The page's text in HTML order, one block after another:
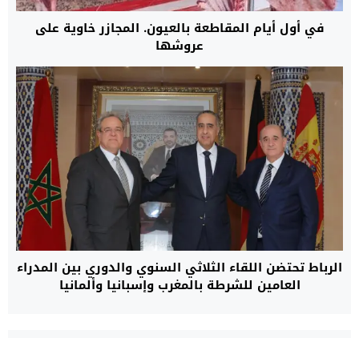
في أول أيام المقاطعة بالعيون. المجازر خاوية على
عروشها
الرباط تحتضن اللقاء الثلاثي السنوي والدوري بين المدراء
العامين للشرطة بالمغرب وإسبانيا وألمانيا